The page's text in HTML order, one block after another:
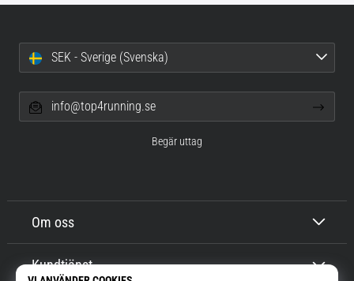
Om oss
Kundtjänst
SEK - Sverige (Svenska)
info@top4running.se
Begär uttag